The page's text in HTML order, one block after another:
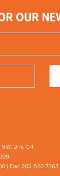
OUR
Unit C-1
| Fax: 202-540-7363